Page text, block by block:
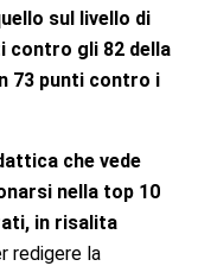
sul livello di
contro gli 82 della
73 punti contro i
che vede
nella top 10
in risalita
redigere la